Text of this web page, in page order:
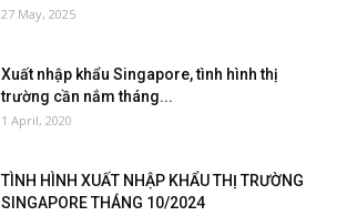
27 May, 2025
Xuất nhập khẩu Singapore, tình hình thị
trường cần nắm tháng...
1 April, 2020
TÌNH HÌNH XUẤT NHẬP KHẨU THỊ TRƯỜNG
SINGAPORE THÁNG 10/2024